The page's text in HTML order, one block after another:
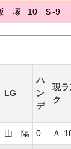
塚 10 Ｓ-9
LG
ハ
ン
デ
現ラ
ク
山 陽 0 Ａ-